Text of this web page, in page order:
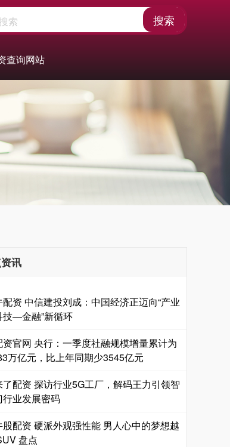
搜索
查询网站
讯
配资 中信建投刘成：中国经济正迈向“产业
—金融”新循环
资官网 央行：一季度社融规模增量累计为
万亿元，比上年同期少3545亿元
了配资 探访行业5G工厂，解码王力引领智
行业发展密码
股配资 硬派外观强性能 男人心中的梦想越
盘点